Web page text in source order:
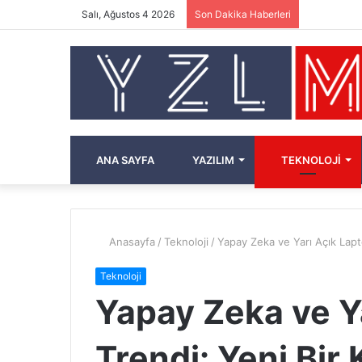
Salı, Ağustos 4 2026 Son Dakika Haberleri
ANA SAYFA YAZILIM TEKNOLOJI
Anasayfa / Teknoloji / Yapay Zeka ve Yarı Açık
Teknoloji
Yapay Zeka ve